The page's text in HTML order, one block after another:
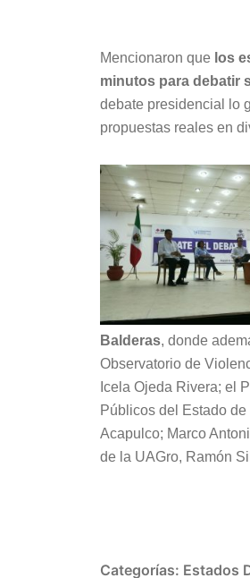
Mencionaron que los
minutos para debatir
debate presidencial lo
propuestas reales en
Balderas, donde
Observatorio de
Icela Ojeda Rivera; el
Públicos del Estado
Acapulco; Marco
de la UAGro, Ramón
Categorías: Estados